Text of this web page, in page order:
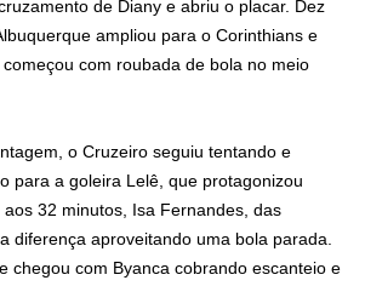
de Diany e abriu o placar. Dez
ampliou para o Corinthians e
com roubada de bola no meio
o Cruzeiro seguiu tentando e
para a goleira Lelê, que protagonizou
32 minutos, Isa Fernandes, das
diferença aproveitando uma bola parada.
chegou com Byanca cobrando escanteio e